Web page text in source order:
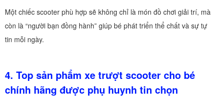
Một chiếc scooter phù hợp sẽ không chỉ là món đồ chơi giải trí, mà
còn là “người bạn đồng hành” giúp bé phát triển thể chất và sự tự
tin mỗi ngày.
4. Top sản phẩm xe trượt scooter cho bé
chính hãng được phụ huynh tin chọn